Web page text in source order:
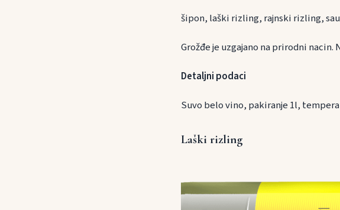
šipon, laški rizling, rajnski rizling,
Grožđe je uzgajano na prirodni
Detaljni podaci
Suvo belo vino, pakiranje 1l,
Laški rizling